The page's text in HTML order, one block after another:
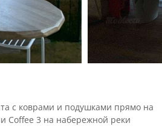
с коврами и подушками прямо на
Coffee 3 на набережной реки